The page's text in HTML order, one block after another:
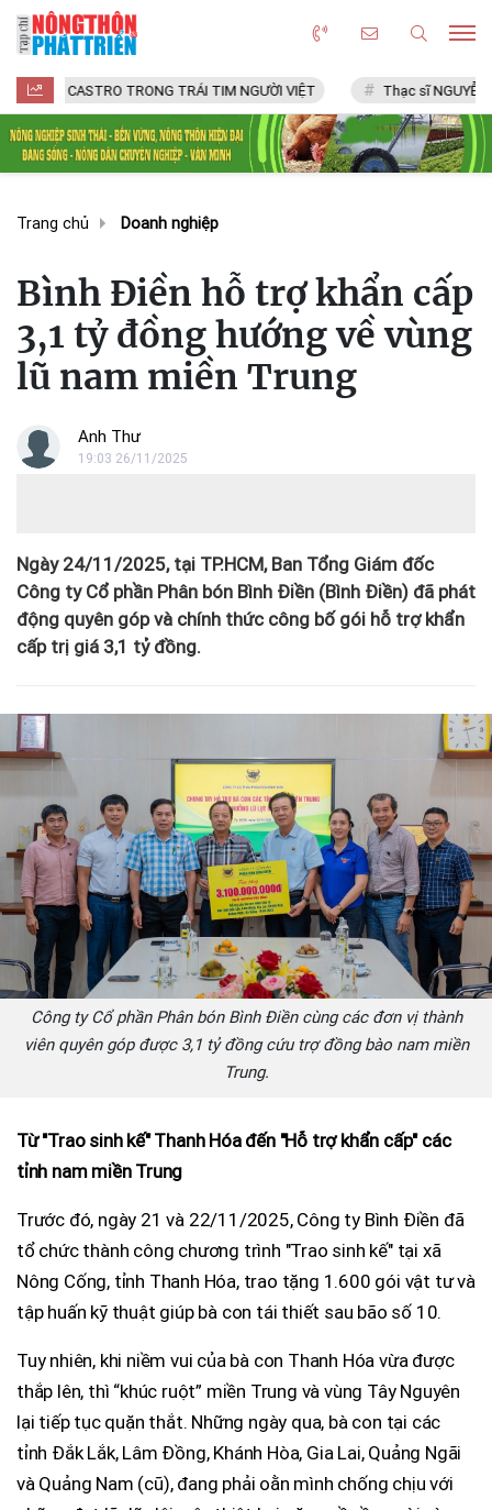
TRONG TRÁI TIM NGƯỜI VIỆT Thạc sĩ NGUYỄN VĂN CHÍ
Trang chủ Doanh nghiệp
Bình Điền hỗ trợ khẩn cấp
3,1 tỷ đồng hướng về vùng
lũ nam miền Trung
Anh Thư
19:03 26/11/2025
Ngày 24/11/2025, tại TP.HCM, Ban Tổng Giám đốc
Công ty Cổ phần Phân bón Bình Điền (Bình Điền) đã phát
động quyên góp và chính thức công bố gói hỗ trợ khẩn
cấp trị giá 3,1 tỷ đồng.
Công ty Cổ phần Phân bón Bình Điền cùng các đơn vị thành
viên quyên góp được 3,1 tỷ đồng cứu trợ đồng bào nam miền
Trung.
Từ "Trao sinh kế" Thanh Hóa đến "Hỗ trợ khẩn cấp" các
tỉnh nam miền Trung
Trước đó, ngày 21 và 22/11/2025, Công ty Bình Điền đã
tổ chức thành công chương trình "Trao sinh kế" tại xã
Nông Cống, tỉnh Thanh Hóa, trao tặng 1.600 gói vật tư và
tập huấn kỹ thuật giúp bà con tái thiết sau bão số 10.
Tuy nhiên, khi niềm vui của bà con Thanh Hóa vừa được
thắp lên, thì “khúc ruột” miền Trung và vùng Tây Nguyên
lại tiếp tục quặn thắt. Những ngày qua, bà con tại các
tỉnh Đắk Lắk, Lâm Đồng, Khánh Hòa, Gia Lai, Quảng Ngãi
và Quảng Nam (cũ), đang phải oằn mình chống chịu với